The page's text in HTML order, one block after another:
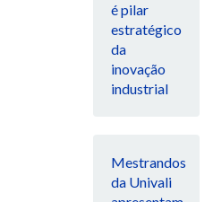
é pilar
estratégico
da
inovação
industrial
Mestrandos
da Univali